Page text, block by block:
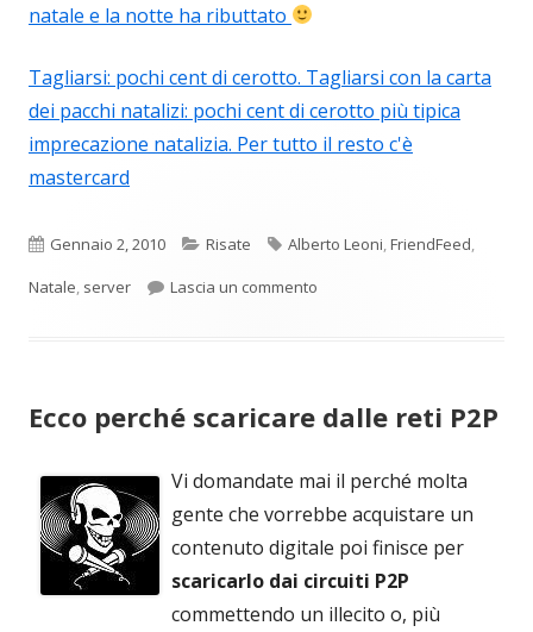
natale e la notte ha ributtato
Tagliarsi: pochi cent di cerotto. Tagliarsi con la carta
dei pacchi natalizi: pochi cent di cerotto più tipica
imprecazione natalizia. Per tutto il resto c'è
mastercard
Pubblicato
Gennaio 2, 2010 Categorie
Risate Tag
Alberto Leoni,FriendFeed,
Natale, server Lascia un commento
Ecco perché scaricare dalle reti P2P
Vi domandate mai il perché molta
gente che vorrebbe acquistare un
contenuto digitale poi finisce per
scaricarlo dai circuiti P2P
commettendo un illecito o, più